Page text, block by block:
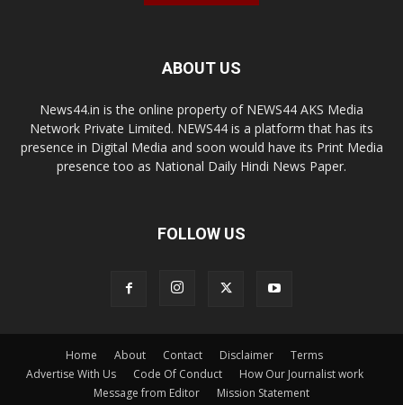
ABOUT US
News44.in is the online property of NEWS44 AKS Media
Network Private Limited. NEWS44 is a platform that has its
presence in Digital Media and soon would have its Print Media
presence too as National Daily Hindi News Paper.
FOLLOW US
Home About Contact Disclaimer
Terms
Advertise With Us
Code Of Conduct
How Our Journalist work
Message from Editor
Mission Statement